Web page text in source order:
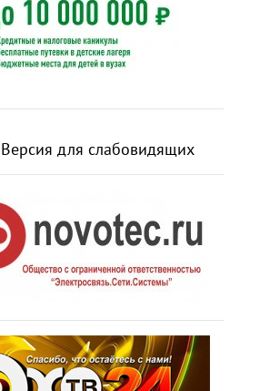
Версия для слабовидящих